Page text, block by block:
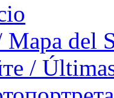
Mapa del
/